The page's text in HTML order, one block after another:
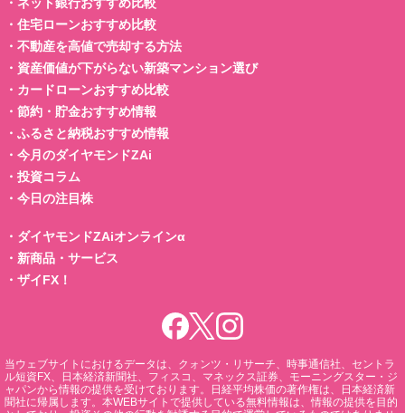
・ 住宅ローンおすすめ比較
・ 不動産を高値で売却する方法
・ 資産価値が下がらない新築マンション選び
・ カードローンおすすめ比較
・ 節約・貯金おすすめ情報
・ ふるさと納税おすすめ情報
・ 今月のダイヤモンドZAi
・ 投資コラム
・ 今日の注目株
・ ダイヤモンドZAiオンラインα
・ 新商品・サービス
・ ザイFX！
当ウェブサイトにおけるデータは、クォンツ・リサーチ、時事通信社、セントラ
ル短資FX、日本経済新聞社、フィスコ、マネックス証券、モーニングスター・ジ
ャパンから情報の提供を受けております。日経平均株価の著作権は、日本経済新
聞社に帰属します。本WEBサイトで提供している無料情報は、情報の提供を目的